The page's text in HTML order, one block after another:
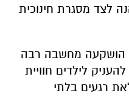
לצד מסגרת חינוכית
הושקעה מחשבה רבה
לילדים חוויית
רגעים בלתי